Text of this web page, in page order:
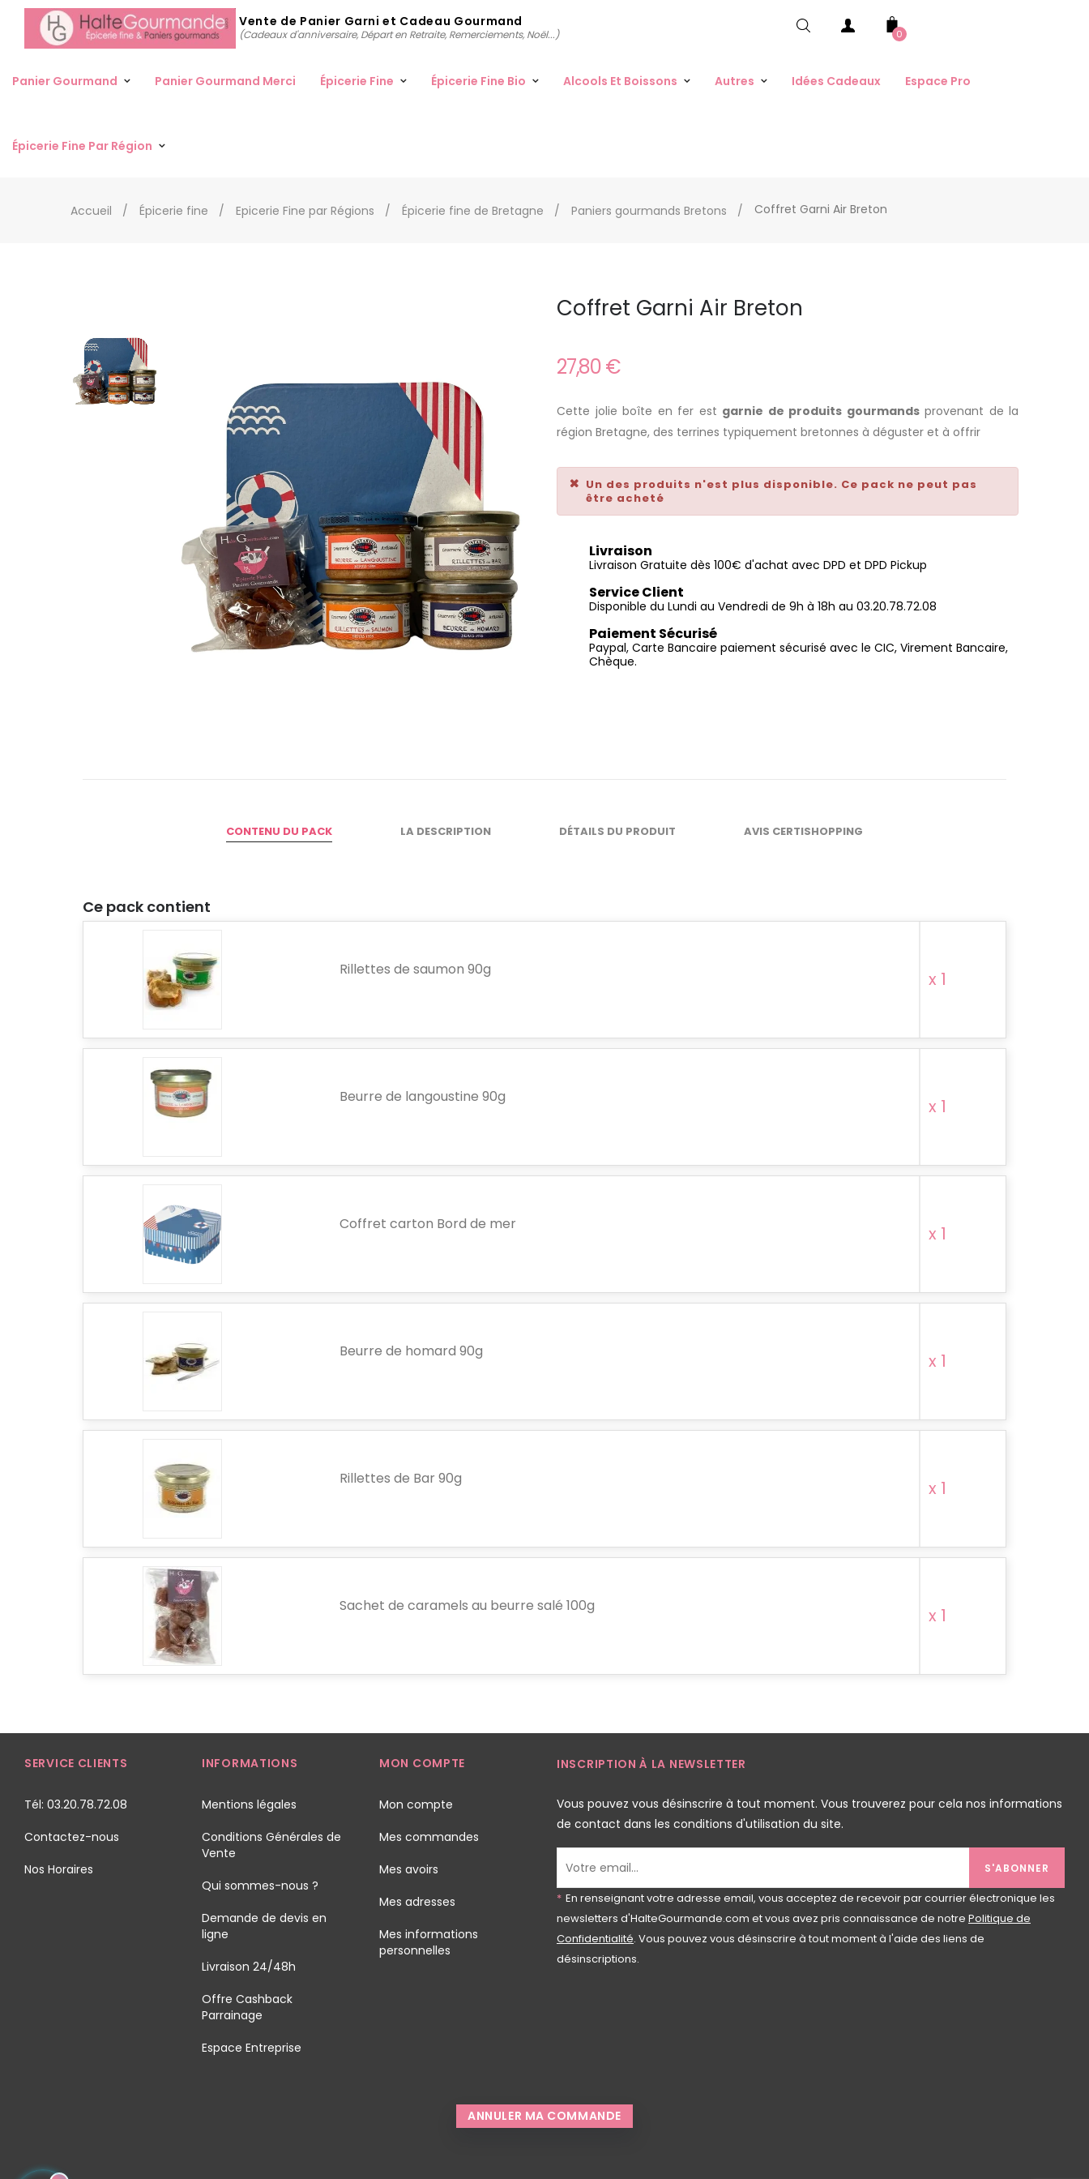
Vente de Panier Garni et Cadeau Gourmand
(Cadeaux d'anniversaire, Départ en Retraite, Remerciements, Noël...) 0
Panier Gourmand Panier Gourmand Merci Épicerie Fine Épicerie Fine Bio Alcools Et Boissons Autres Idées Cadeaux Espace Pro
Épicerie Fine Par Région
Accueil Épicerie fine Epicerie Fine par Régions Épicerie fine de Bretagne Paniers gourmands Bretons Coffret Garni Air Breton
Coffret Garni Air Breton
27,80 €
Cette jolie boîte en fer est garnie de produits gourmandsprovenant de la
région Bretagne, des terrines typiquement bretonnes à déguster et à offrir
Un des produits n'est plus disponible. Ce pack ne peut pas
être acheté
Livraison
Livraison Gratuite dès 100€ d'achat avec DPD et DPD Pickup
Service Client
Disponible du Lundi au Vendredi de 9h à 18h au 03.20.78.72.08
Paiement Sécurisé
Paypal, Carte Bancaire paiement sécurisé avec le CIC, Virement Bancaire,
Chèque.
CONTENU DU PACK LA DESCRIPTION DÉTAILS DU PRODUIT AVIS CERTISHOPPING
Ce pack contient
Rillettes de saumon 90g x 1
Beurre de langoustine 90g x 1
Coffret carton Bord de mer x 1
Beurre de homard 90g x 1
Rillettes de Bar 90g x 1
Sachet de caramels au beurre salé 100g x 1
SERVICE CLIENTS
Tél: 03.20.78.72.08
Contactez-nous
Nos Horaires
INFORMATIONS
Mentions légales
Conditions Générales de
Vente
Qui sommes-nous ?
Demande de devis en
ligne
Livraison 24/48h
Offre Cashback
Parrainage
Espace Entreprise
MON COMPTE
Mon compte
Mes commandes
Mes avoirs
Mes adresses
Mes informations
personnelles
INSCRIPTION À LA NEWSLETTER
Vous pouvez vous désinscrire à tout moment. Vous trouverez pour cela nos informations
de contact dans les conditions d'utilisation du site.
S'ABONNER
* En renseignant votre adresse email, vous acceptez de recevoir par courrier électronique les
newsletters d'HalteGourmande.com et vous avez pris connaissance de notre Politique de
Confidentialité. Vous pouvez vous désinscrire à tout moment à l'aide des liens de
désinscriptions.
ANNULER MA COMMANDE